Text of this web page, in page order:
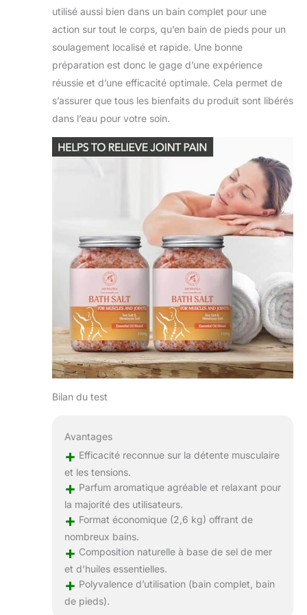
utilisé aussi bien dans un bain complet pour une
action sur tout le corps, qu’en bain de pieds pour un
soulagement localisé et rapide. Une bonne
préparation est donc le gage d’une expérience
réussie et d’une efficacité optimale. Cela permet de
s’assurer que tous les bienfaits du produit sont libérés
dans l’eau pour votre soin.
Bilan du test
Avantages
+ Efficacité reconnue sur la détente musculaire
et les tensions.
+ Parfum aromatique agréable et relaxant pour
la majorité des utilisateurs.
+ Format économique (2,6 kg) offrant de
nombreux bains.
+ Composition naturelle à base de sel de mer
et d’huiles essentielles.
+ Polyvalence d’utilisation (bain complet, bain
de pieds).